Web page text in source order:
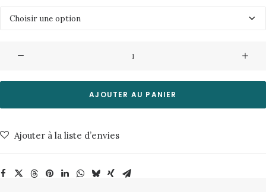
Surchemise
50022
multi
AJOUTER AU PANIER
Ajouter à la liste d’envies